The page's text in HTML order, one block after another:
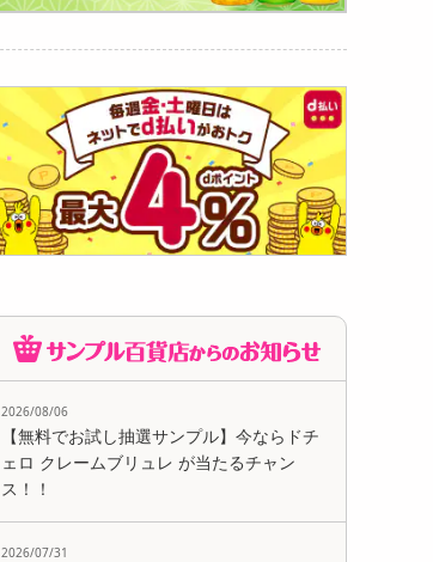
2026/08/06
【無料でお試し抽選サンプル】今ならドチ
ェロ クレームブリュレ が当たるチャン
ス！！
2026/07/31